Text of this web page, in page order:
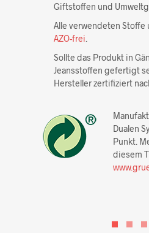
Giftstoffen und
Alle verwendeten
AZO-frei
Sollte das Produkt in
Jeansstoffen gefertigt
Hersteller zertifiziert
Dualen
Punkt.
diesem